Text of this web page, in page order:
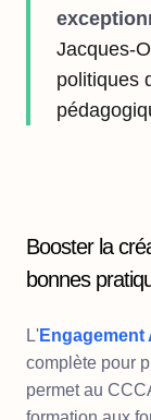
Jacques-
politiques
Booster la
bonnes
L'Engagement
complète pour
permet au